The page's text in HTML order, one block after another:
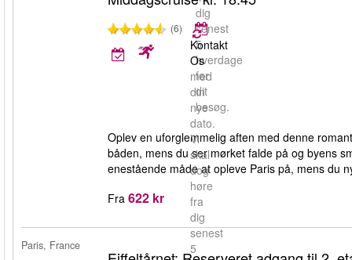
dig
senest
5
hverdage
før
dit
besøg.
(6)
Kontakt
Os
med
din
nye
dato.
Vi
skal
dog
høre
fra
dig
senest
5
Oplev en uforglemmelig aften med denne
båden, mens du ser mørket falde på og byens
enestående måde at opleve Paris på, mens du
Fra 622 kr
Paris, France